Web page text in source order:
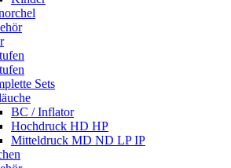
Sets
BC / Inflator
Hochdruck HD HP
Mitteldruck MD ND LP IP